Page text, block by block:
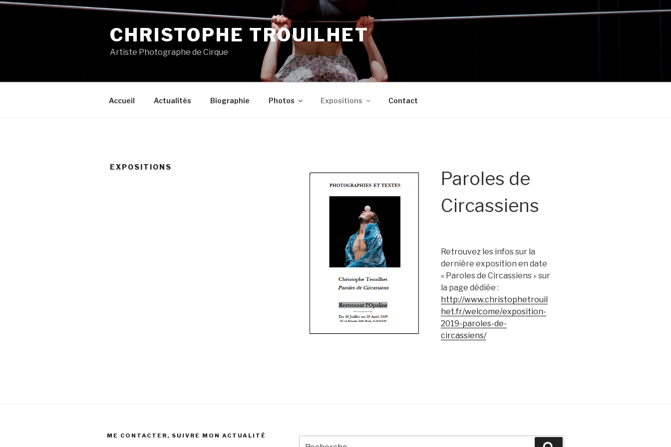
Aller
CHRISTOPHE TROUILHET
Artiste Photographe de Cirque
Accueil Actualités Biographie Photos Expositions Contact
EXPOSITIONS
Paroles de
Circassiens
Retrouvez les infos sur la
dernière exposition en date
« Paroles de Circassiens » sur
la page dédiée :
http://www.christophetrouil
het.fr/welcome/exposition-
2019-paroles-de-
circassiens/
ME CONTACTER, SUIVRE MON ACTUALITÉ